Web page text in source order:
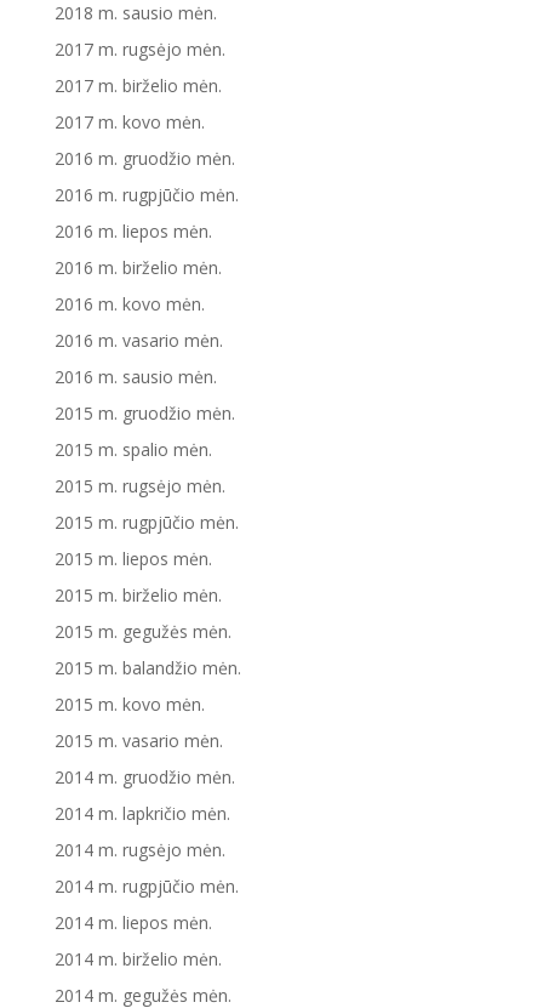
2018 m. sausio mėn.
2017 m. rugsėjo mėn.
2017 m. birželio mėn.
2017 m. kovo mėn.
2016 m. gruodžio mėn.
2016 m. rugpjūčio mėn.
2016 m. liepos mėn.
2016 m. birželio mėn.
2016 m. kovo mėn.
2016 m. vasario mėn.
2016 m. sausio mėn.
2015 m. gruodžio mėn.
2015 m. spalio mėn.
2015 m. rugsėjo mėn.
2015 m. rugpjūčio mėn.
2015 m. liepos mėn.
2015 m. birželio mėn.
2015 m. gegužės mėn.
2015 m. balandžio mėn.
2015 m. kovo mėn.
2015 m. vasario mėn.
2014 m. gruodžio mėn.
2014 m. lapkričio mėn.
2014 m. rugsėjo mėn.
2014 m. rugpjūčio mėn.
2014 m. liepos mėn.
2014 m. birželio mėn.
2014 m. gegužės mėn.